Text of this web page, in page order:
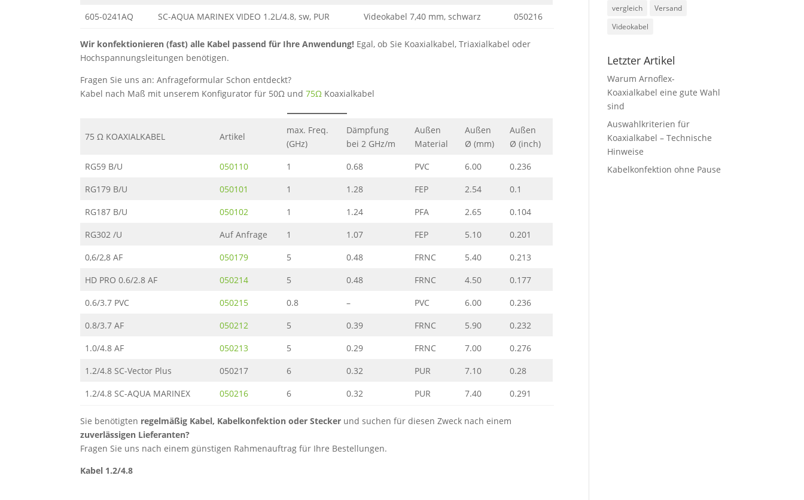
605-0241AQ
SC-AQUA MARINEX VIDEO 1.2L/4.8, sw, PUR Videokabel 7,40 mm, schwarz 050216
Wir konfektionieren (fast) alle Kabel passend für Ihre Anwendung! Egal, ob Sie Koaxialkabel, Triaxialkabel oder
Hochspannungsleitungen benötigen.
Fragen Sie uns an: Anfrageformular Schon entdeckt?
Kabel nach Maß mit unserem Konfigurator für 50Ω und75Ω Koaxialkabel
75 Ω KOAXIALKABEL Artikel
max. Freq.
(GHz)
Dämpfung
bei 2 GHz/m
Außen
Material
Außen
Ø (mm)
Außen
Ø (inch)
RG59 B/U
050110 1 0.68 PVC 6.00
0.236
RG179 B/U
050101 1 1.28 FEP 2.54
0.1
RG187 B/U
050102 1 1.24 PFA 2.65
0.104
RG302 /U
Auf Anfrage 1 1.07 FEP 5.10
0.201
0,6/2,8 AF
050179 5 0.48 FRNC 5.40
0.213
HD PRO 0.6/2.8 AF
050214 5 0.48 FRNC 4.50
0.177
0.6/3.7 PVC
050215 0.8 – PVC 6.00
0.236
0.8/3.7 AF
050212 5 0.39 FRNC 5.90
0.232
1.0/4.8 AF
050213 5 0.29 FRNC 7.00
0.276
1.2/4.8 SC-Vector Plus
050217 6 0.32 PUR 7.10
0.28
1.2/4.8 SC-AQUA MARINEX
050216 6 0.32 PUR 7.40 0.291
Sie benötigten regelmäßig Kabel, Kabelkonfektion oder Stecker und suchen für diesen Zweck nach einem
zuverlässigen Lieferanten?
Fragen Sie uns nach einem günstigen Rahmenauftrag für Ihre Bestellungen.
Kabel 1.2/4.8
vergleich
Versand
Videokabel
Letzter Artikel
Warum Arnoflex-
Koaxialkabel eine gute Wahl
sind
Auswahlkriterien für
Koaxialkabel – Technische
Hinweise
Kabelkonfektion ohne Pause